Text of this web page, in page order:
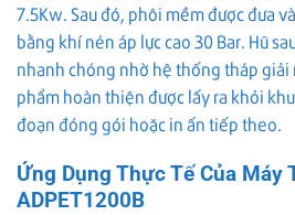
7.5Kw. Sau đó, phôi mềm được đưa
bằng khí nén áp lực cao 30 Bar. Hũ
nhanh chóng nhờ hệ thống tháp giải
phẩm hoàn thiện được lấy ra khỏi
đoạn đóng gói hoặc in ấn tiếp theo.
Ứng Dụng Thực Tế Của Máy
ADPET1200B